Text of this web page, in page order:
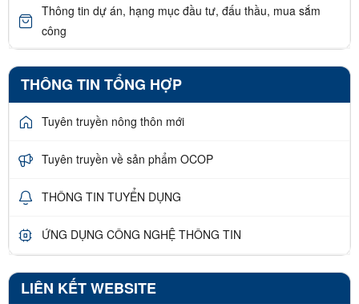
Thông tin dự án, hạng mục đầu tư, đấu thầu, mua sắm
công
THÔNG TIN TỔNG HỢP
Tuyên truyền nông thôn mới
Tuyên truyền về sản phẩm OCOP
THÔNG TIN TUYỂN DỤNG
ỨNG DỤNG CÔNG NGHỆ THÔNG TIN
LIÊN KẾT WEBSITE